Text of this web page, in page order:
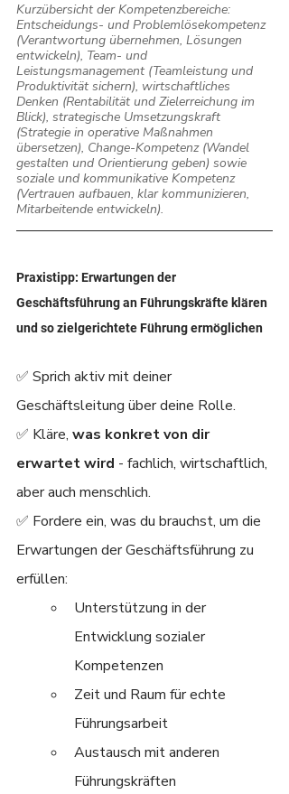
Kurzübersicht der Kompetenzbereiche:
Entscheidungs- und Problemlösekompetenz
(Verantwortung übernehmen, Lösungen
entwickeln), Team- und
Leistungsmanagement (Teamleistung und
Produktivität sichern), wirtschaftliches
Denken (Rentabilität und Zielerreichung im
Blick), strategische Umsetzungskraft
(Strategie in operative Maßnahmen
übersetzen), Change-Kompetenz (Wandel
gestalten und Orientierung geben) sowie
soziale und kommunikative Kompetenz
(Vertrauen aufbauen, klar kommunizieren,
Mitarbeitende entwickeln).
Praxistipp: Erwartungen der
Geschäftsführung an Führungskräfte klären
und so zielgerichtete Führung ermöglichen
✅ Sprich aktiv mit deiner
Geschäftsleitung über deine Rolle.
✅ Kläre, was konkret von dir
erwartet wird - fachlich, wirtschaftlich,
aber auch menschlich.
✅ Fordere ein, was du brauchst, um die
Erwartungen der Geschäftsführung zu
erfüllen:
Unterstützung in der
Entwicklung sozialer
Kompetenzen
Zeit und Raum für echte
Führungsarbeit
Austausch mit anderen
Führungskräften